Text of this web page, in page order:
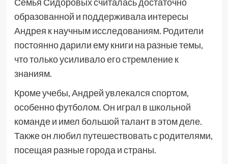
Семья Сидоровых считалась достаточно
образованной и поддерживала интересы
Андрея к научным исследованиям. Родители
постоянно дарили ему книги на разные темы,
что только усиливало его стремление к
знаниям.
Кроме учебы, Андрей увлекался спортом,
особенно футболом. Он играл в школьной
команде и имел большой талант в этом деле.
Также он любил путешествовать с родителями,
посещая разные города и страны.